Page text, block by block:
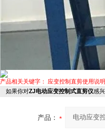
产品相关关键字： 应变控制直剪使用说明
如果你对ZJ电动应变控制式直剪仪感
产品：